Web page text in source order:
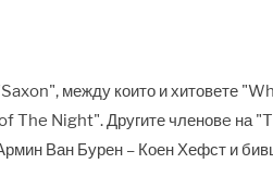
, между които и хитовете
Night". Другите членовe на
Ван Бурен – Коен Хефст и